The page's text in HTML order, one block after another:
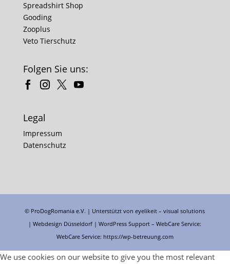
Spreadshirt Shop
Gooding
Zooplus
Veto Tierschutz
Folgen Sie uns:
Legal
Impressum
Datenschutz
© ProDogRomania e.V. | Unterstützt voneyelikeit – visual solutions
| Webdesign Düsseldorf |WordPress Support – WebCare Service:
WebCare Service: https://wp-betreuung.com
We use cookies on our website to give you the most relevant